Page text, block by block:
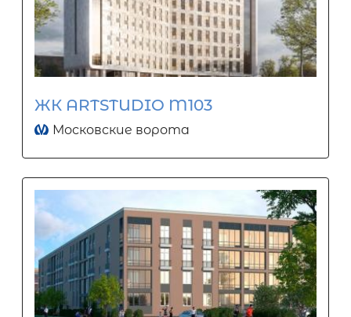
ЖК ARTSTUDIO M103
Московские ворота